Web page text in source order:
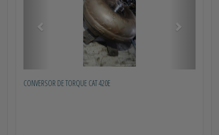
CONVERSOR DE TORQUE CAT 420E